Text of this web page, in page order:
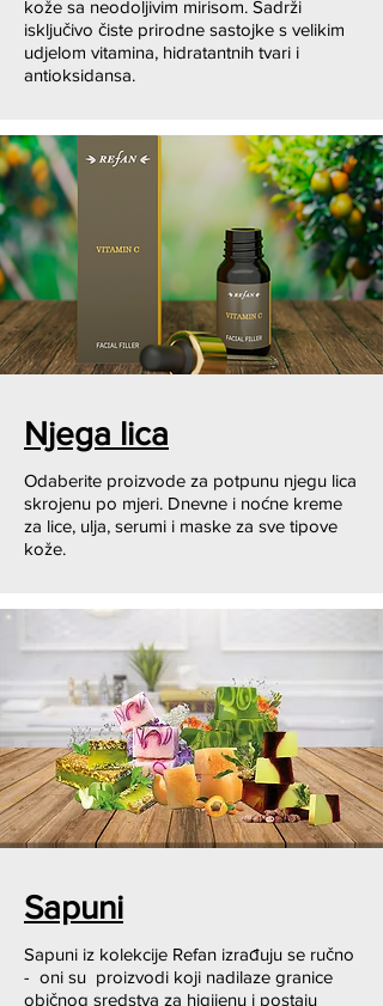
kože sa neodoljivim mirisom. Sadrži
isključivo čiste prirodne sastojke s velikim
udjelom vitamina, hidratantnih tvari i
antioksidansa.
Njega lica
Odaberite proizvode za potpunu njegu lica
skrojenu po mjeri. Dnevne i noćne kreme
za lice, ulja, serumi i maske za sve tipove
kože.
Sapuni
Sapuni iz kolekcije Refan izrađuju se ručno
- oni su proizvodi koji nadilaze granice
običnog sredstva za higijenu i postaju